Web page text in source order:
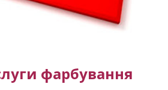
398 5891 Примеры других
фарбування